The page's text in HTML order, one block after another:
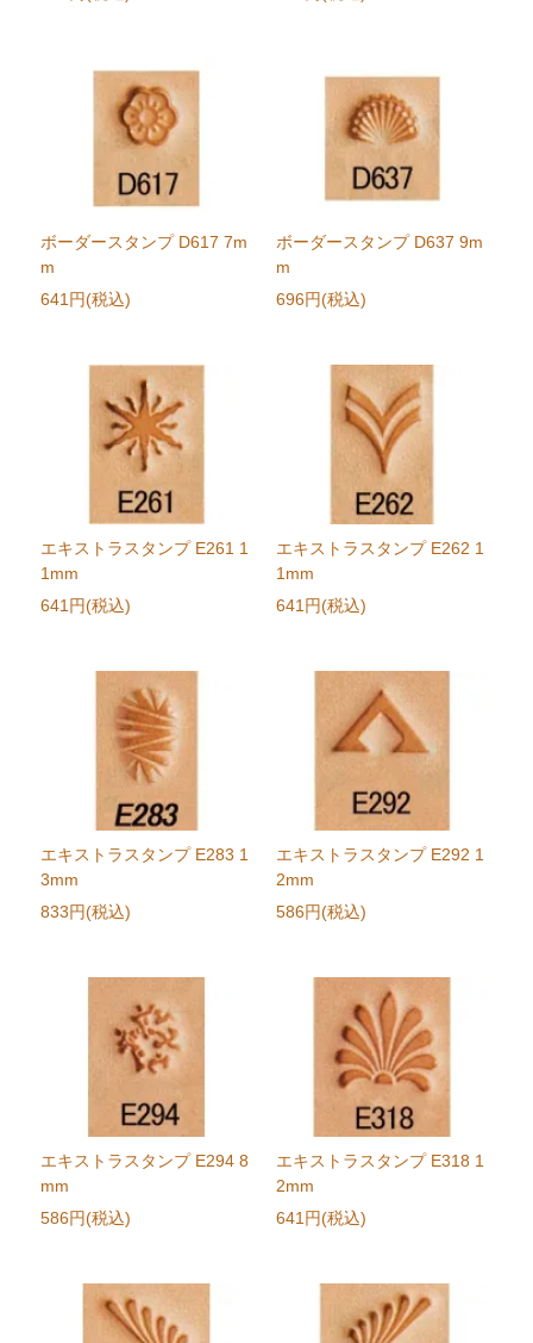
ボーダースタンプ D617 7m
m
641円(税込)
ボーダースタンプ D637 9m
m
696円(税込)
エキストラスタンプ E261 1
1mm
641円(税込)
エキストラスタンプ E262 1
1mm
641円(税込)
エキストラスタンプ E283 1
3mm
833円(税込)
エキストラスタンプ E292 1
2mm
586円(税込)
エキストラスタンプ E294 8
mm
586円(税込)
エキストラスタンプ E318 1
2mm
641円(税込)